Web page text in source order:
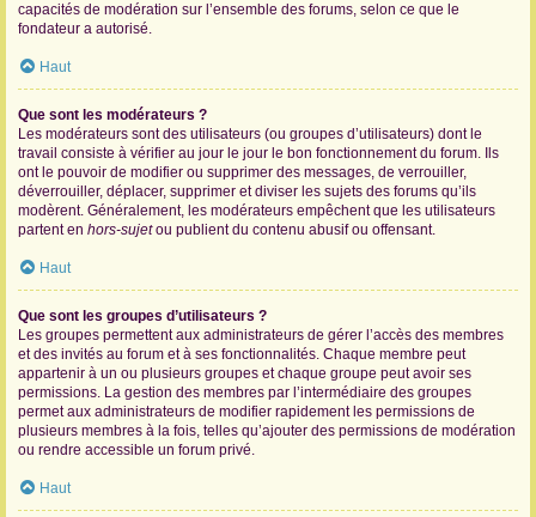
capacités de modération sur l’ensemble des forums, selon ce que le
fondateur a autorisé.
Haut
Que sont les modérateurs ?
Les modérateurs sont des utilisateurs (ou groupes d’utilisateurs) dont le
travail consiste à vérifier au jour le jour le bon fonctionnement du forum. Ils
ont le pouvoir de modifier ou supprimer des messages, de verrouiller,
déverrouiller, déplacer, supprimer et diviser les sujets des forums qu’ils
modèrent. Généralement, les modérateurs empêchent que les utilisateurs
partent en hors-sujetou publient du contenu abusif ou offensant.
Haut
Que sont les groupes d’utilisateurs ?
Les groupes permettent aux administrateurs de gérer l’accès des membres
et des invités au forum et à ses fonctionnalités. Chaque membre peut
appartenir à un ou plusieurs groupes et chaque groupe peut avoir ses
permissions. La gestion des membres par l’intermédiaire des groupes
permet aux administrateurs de modifier rapidement les permissions de
plusieurs membres à la fois, telles qu’ajouter des permissions de modération
ou rendre accessible un forum privé.
Haut